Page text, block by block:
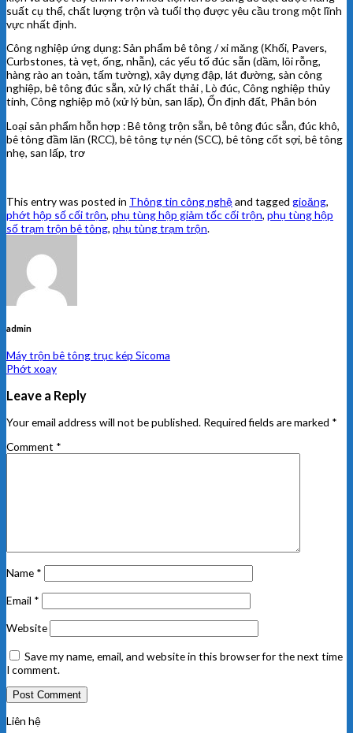
suất cụ thể, chất lượng trộn và tuổi thọ được yêu cầu trong một lĩnh
vực nhất định.
Công nghiệp ứng dụng: Sản phẩm bê tông / xi măng (Khối, Pavers,
Curbstones, tà vẹt, ống, nhẫn), các yếu tố đúc sẵn (dầm, lõi rỗng,
hàng rào an toàn, tấm tường), xây dựng đập, lát đường, sàn công
nghiệp, bê tông đúc sẵn, xử lý chất thải , Lò đúc, Công nghiệp thủy
tinh, Công nghiệp mỏ (xử lý bùn, san lấp), Ổn định đất, Phân bón
Loại sản phẩm hỗn hợp : Bê tông trộn sẵn, bê tông đúc sẵn, đúc khô,
bê tông đầm lăn (RCC), bê tông tự nén (SCC), bê tông cốt sợi, bê tông
nhẹ, san lấp, trơ
This entry was posted in Thông tin công nghệand tagged gioăng,
phớt hộp số cối trộn, phụ tùng hộp giảm tốc cối trộn, phụ tùng hộp
số trạm trộn bê tông, phụ tùng trạm trộn.
admin
Máy trộn bê tông trục kép Sicoma
Phớt xoay
Leave a Reply
Your email address will not be published. Required fields are marked *
Comment *
Name *
Email *
Website
Save my name, email, and website in this browser for the next time
I comment.
Liên hệ